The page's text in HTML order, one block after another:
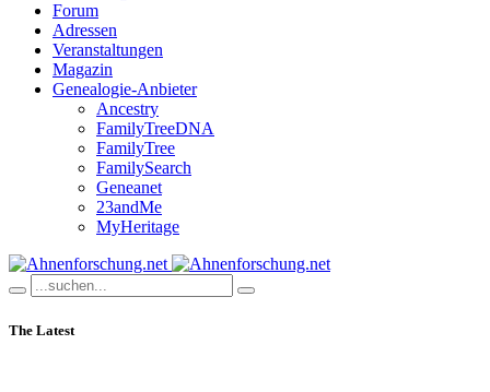
Forum
Adressen
Veranstaltungen
Magazin
Genealogie-Anbieter
Ancestry
FamilyTreeDNA
FamilyTree
FamilySearch
Geneanet
23andMe
MyHeritage
The Latest